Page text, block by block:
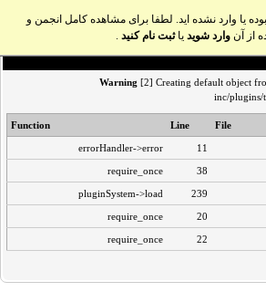
یا وارد نشده اید. لطفا برای مشاهده کامل انجمن و
از آن وارد شوید یاثبت نام کنید .
Warning [2] Creating default object
inc/plugins/
File
Line
Function
11
errorHandler->error
38
require_once
239
pluginSystem->load
20
require_once
22
require_once